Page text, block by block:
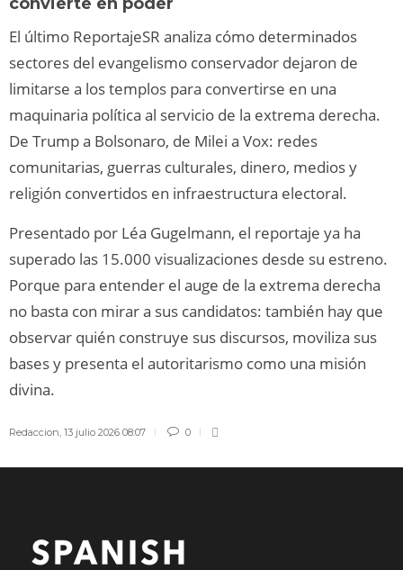
convierte en poder
El último ReportajeSR analiza cómo determinados
sectores del evangelismo conservador dejaron de
limitarse a los templos para convertirse en una
maquinaria política al servicio de la extrema derecha.
De Trump a Bolsonaro, de Milei a Vox: redes
comunitarias, guerras culturales, dinero, medios y
religión convertidos en infraestructura electoral.
Presentado por Léa Gugelmann, el reportaje ya ha
superado las 15.000 visualizaciones desde su estreno.
Porque para entender el auge de la extrema derecha
no basta con mirar a sus candidatos: también hay que
observar quién construye sus discursos, moviliza sus
bases y presenta el autoritarismo como una misión
divina.
Redaccion, 13 julio 2026 08:07 0